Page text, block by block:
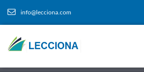
info@lecciona.com